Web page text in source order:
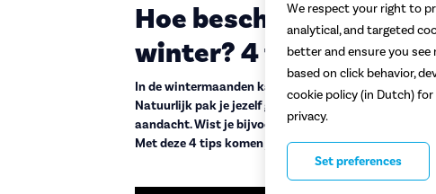
Hoe bescherm je de
winter? 4 tips
In de wintermaanden kan het zomaar gebeuren dat
Natuurlijk pak je jezelf goed in voordat je op de
aandacht. Wist je bijvoorbeeld dat je op koude
Met deze 4 tips komen jij en je accu de winter goed
We respect your right to
analytical, and targeted
better and ensure you
based on click behavior,
cookie policy (in Dutch)
privacy.
Set preferences